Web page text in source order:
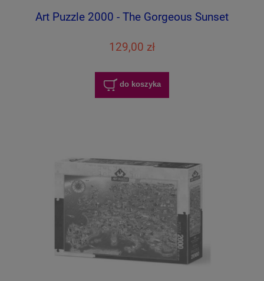
Art Puzzle 2000 - The Gorgeous Sunset
129,00 zł
do koszyka